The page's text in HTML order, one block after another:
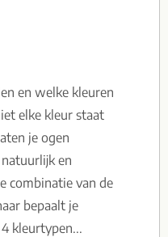
en welke kleuren
elke kleur staat
je ogen
en
combinatie van de
bepaalt je
kleurtypen...